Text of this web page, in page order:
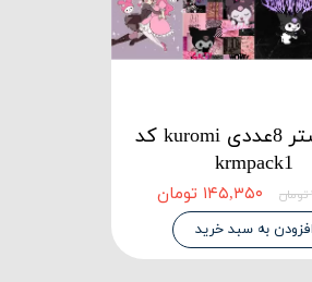
پک پوستر 8عددی kuromi کد
krmpack1
۱۴۵,۳۵۰ تومان
افزودن به سبد خرید